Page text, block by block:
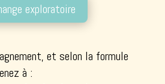
exploratoire
et selon la formule
à :